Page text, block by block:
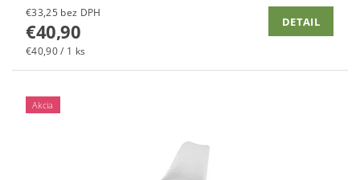
€33,25 bez DPH
€40,90
€40,90 / 1 ks
DETAIL
Akcia